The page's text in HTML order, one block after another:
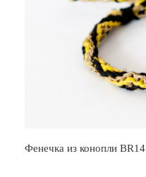
Фенечка из конопли BR14